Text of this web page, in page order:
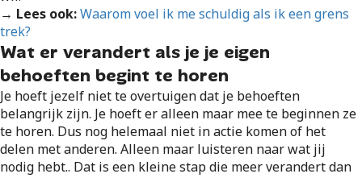
→ Lees ook:Waarom voel ik me schuldig als ik een grens
trek?
Wat er verandert als je je eigen
behoeften begint te horen
Je hoeft jezelf niet te overtuigen dat je behoeften
belangrijk zijn. Je hoeft er alleen maar mee te beginnen ze
te horen. Dus nog helemaal niet in actie komen of het
delen met anderen. Alleen maar luisteren naar wat jij
nodig hebt.. Dat is een kleine stap die meer verandert dan